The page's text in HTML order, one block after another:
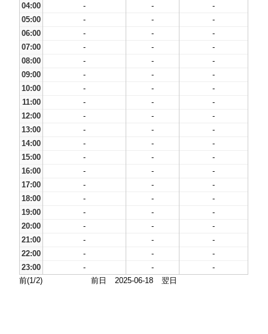
04:00
- -
-
05:00
- -
-
06:00
- -
-
07:00
- -
-
08:00
- -
-
09:00
- -
-
10:00
- -
-
11:00
- -
-
12:00
- -
-
13:00
- -
-
14:00
- -
-
15:00
- -
-
16:00
- -
-
17:00
- -
-
18:00
- -
-
19:00
- -
-
20:00
- -
-
21:00
- -
-
22:00
- -
-
23:00
- -
-
前(1/2)
前日 2025-06-18 翌日